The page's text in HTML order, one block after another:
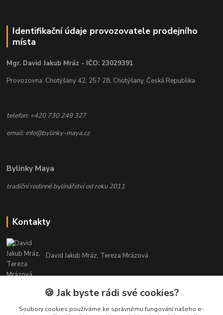
Identifikační údaje provozovatele prodejního
místa
Mgr. David Jakub Mráz - IČO: 23029391
Provozovna: Chotýšany 42, 257 28, Chotýšany, Česká Republika
telefon: +420 730 249 327
email: info@bylinky-maya.cz
Bylinky Maya
tradiční rodinné bylinářství od roku 2011
Kontakty
David Jakub Mráz, Tereza Mrázová
info@bylinky-maya.cz
🍪 Jak byste rádi své cookies?
Soubory cookies používáme ke správnému fungování našeho e-